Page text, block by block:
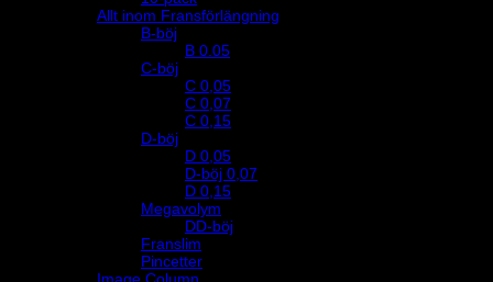
Allt inom Fransförlängning
B-böj
B 0.05
C-böj
C 0,05
C 0,07
C 0,15
D-böj
D 0,05
D-böj 0,07
D 0,15
Megavolym
DD-böj
Franslim
Pincetter